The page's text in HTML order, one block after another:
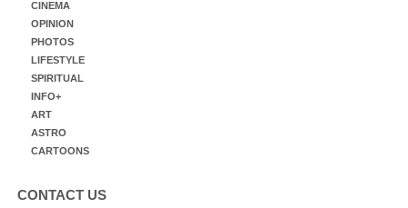
CINEMA
OPINION
PHOTOS
LIFESTYLE
SPIRITUAL
INFO+
ART
ASTRO
CARTOONS
CONTACT US